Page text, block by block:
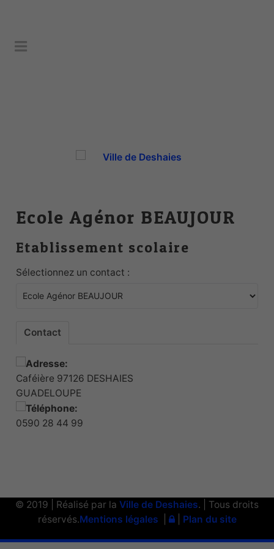
Ecole Agénor BEAUJOUR
Etablissement scolaire
Sélectionnez un contact :
Contact
Caféière 97126 DESHAIES
GUADELOUPE
0590 28 44 99
© 2019 | Réalisé par la Ville de Deshaies. | Tous droits
réservés.Mentions légales | Plan du site